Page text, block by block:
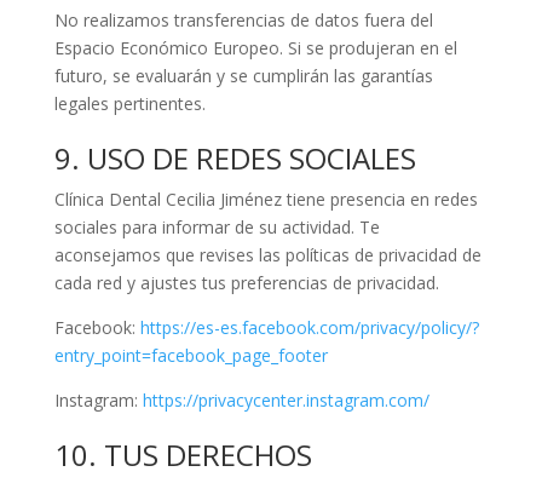
No realizamos transferencias de datos fuera del
Espacio Económico Europeo. Si se produjeran en el
futuro, se evaluarán y se cumplirán las garantías
legales pertinentes.
9. USO DE REDES SOCIALES
Clínica Dental Cecilia Jiménez tiene presencia en redes
sociales para informar de su actividad. Te
aconsejamos que revises las políticas de privacidad de
cada red y ajustes tus preferencias de privacidad.
Facebook: https://es-es.facebook.com/privacy/policy/?
entry_point=facebook_page_footer
Instagram: https://privacycenter.instagram.com/
10. TUS DERECHOS